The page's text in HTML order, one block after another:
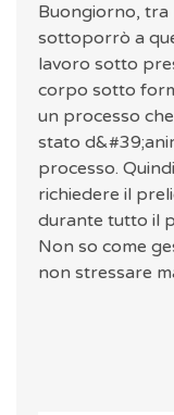
Buongiorno, tra
sottoporrò a
lavoro sotto
corpo sotto
un processo
stato
processo.
richiedere il
durante tutto il
Non so come
non stressare